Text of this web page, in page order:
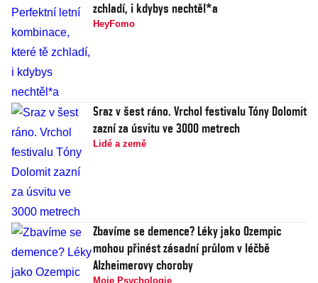
zchladí, i kdybys nechtěl*a
HeyFomo
Sraz v šest ráno. Vrchol festivalu Tóny Dolomit
zazní za úsvitu ve 3000 metrech
Lidé a země
Zbavíme se demence? Léky jako Ozempic
mohou přinést zásadní průlom v léčbě
Alzheimerovy choroby
Moje Psychologie